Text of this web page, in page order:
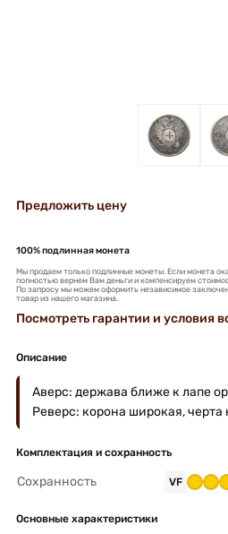
+
Предложить цену
100% подлинная монета
Мы продаем только подлинные монеты. Если монета
полностью вернем Вам деньги и компенсируем
По запросу мы можем оформить независимое
товар из нашего магазина.
Посмотреть гарантии и условия
Описание
Аверс: держава ближе к лапе
Реверс: корона широкая,
Комплектация и сохранность
Сохранность VF
Основные характеристики